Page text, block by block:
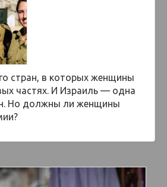
стран, в которых женщины
частях. И Израиль — одна
Но должны ли женщины